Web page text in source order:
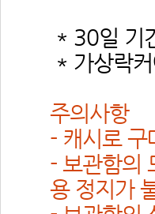
* 30일 기
* 가상락
주의사항
- 캐시로 구
- 보관함의
용 정지가